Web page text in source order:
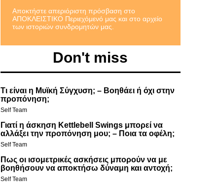
Αποκτήστε απεριόριστη πρόσβαση στο
ΑΠΟΚΛΕΙΣΤΙΚΟ Περιεχόμενό μας και στο αρχείο
των ιστοριών συνδρομητών μας.
Don't miss
Τι είναι η Μυϊκή Σύγχυση; – Βοηθάει ή όχι στην
προπόνηση;
Self Team
Γιατί η άσκηση Kettlebell Swings μπορεί να
αλλάξει την προπόνηση μου; – Ποια τα οφέλη;
Self Team
Πως οι ισομετρικές ασκήσεις μπορούν να με
βοηθήσουν να αποκτήσω δύναμη και αντοχή;
Self Team